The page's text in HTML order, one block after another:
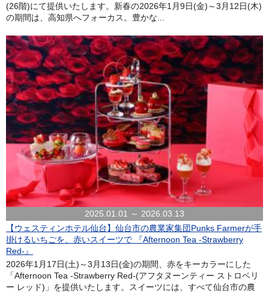
(26階)にて提供いたします。新春の2026年1月9日(金)～3月12日(木)
の期間は、高知県へフォーカス。豊かな...
2025.01.01 ～ 2026.03.13
【ウェスティンホテル仙台】仙台市の農業家集団Punks Farmerが手
掛けるいちごを、赤いスイーツで 『Afternoon Tea -Strawberry
Red-』
2026年1月17日(土)～3月13日(金)の期間、赤をキーカラーにした
「Afternoon Tea -Strawberry Red-(アフタヌーンティー ストロベリ
ー レッド)」を提供いたします。スイーツには、すべて仙台市の農